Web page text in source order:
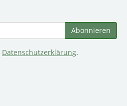
Datenschutzerklärung.